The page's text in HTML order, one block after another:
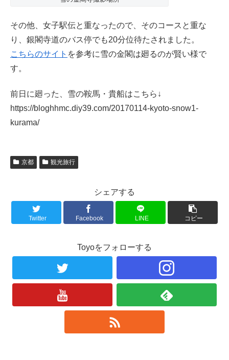
その他、女子駅伝と重なったので、そのコースと重な
り、銀閣寺道のバス停でも20分位待たされました。
こちらのサイト を参考に雪の金閣は廻るのが賢い様で
す。
前日に廻った、雪の鞍馬・貴船はこちら↓
https://bloghhmc.diy39.com/20170114-kyoto-snow1-
kurama/
京都 観光旅行
シェアする
Twitter Facebook LINE コピー
Toyoをフォローする